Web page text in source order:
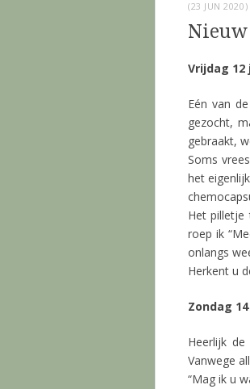
(23 JUN 2020)
Vrijdag 12
Eén van
gezocht,
gebraakt,
Soms
het
Het pilletje
roep ik
onlangs
Herkent u
Zondag
Heerlijk
Vanwege
“Mag ik u